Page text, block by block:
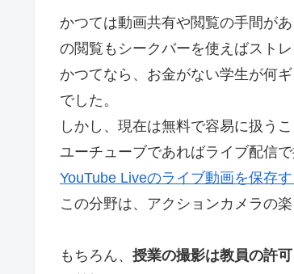
かつては動画共有や閲覧の手間が
の閲覧もシークバーを使えばスト
かつてなら、お金がない学生が何
でした。
しかし、現在は無料で容易に扱うこ
ユーチューブであればライブ配信
YouTube Liveのライブ動画を保存
この分野は、アクションカメラの
もちろん、 授業の撮影は教員の許